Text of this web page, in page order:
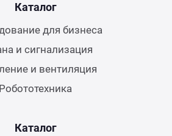
Каталог
для бизнеса
и сигнализация
и вентиляция
Робототехника
Каталог